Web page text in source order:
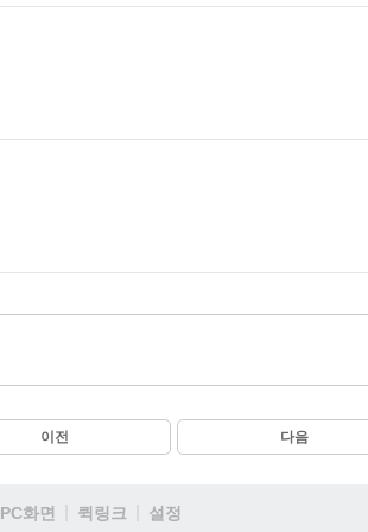
이전 다음
PC화면 퀵링크 설정